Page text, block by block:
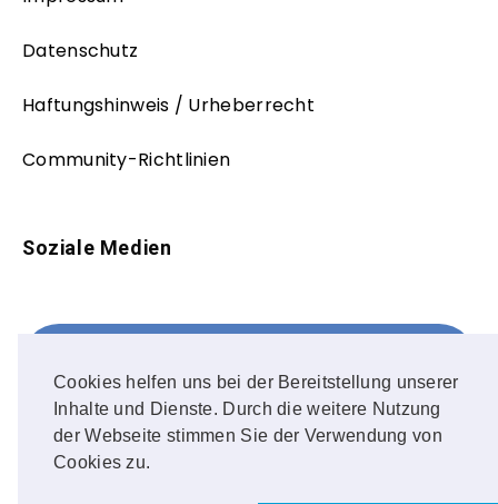
Cookies helfen uns bei der Bereitstellung unserer
Inhalte und Dienste. Durch die weitere Nutzung
der Webseite stimmen Sie der Verwendung von
Cookies zu.
Datenschutz
Haftungshinweis / Urheberrecht
Community-Richtlinien
Soziale Medien
FOLLOW ME!
Instagram
OUR PHOTOS!